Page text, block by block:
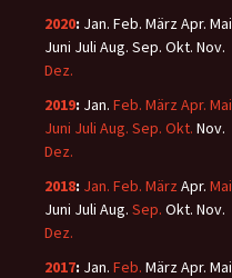
2020: Jan. Feb. MärzApr. Mai
Juni Juli Aug. Sep. Okt. Nov.
Dez.
2019: Jan. Feb. März Apr. Mai
Juni Juli Aug. Sep. Okt. Nov.
Dez.
2018: Jan. Feb. März Apr. Mai
Juni Juli Aug. Sep. Okt. Nov.
Dez.
2017: Jan. Feb. MärzApr. Mai